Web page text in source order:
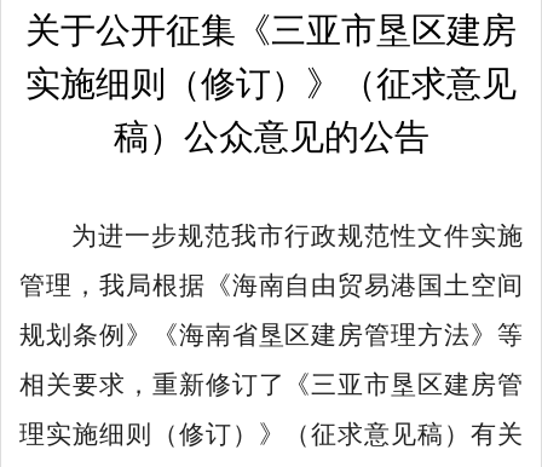
关于公开征集《三亚市垦区建房
实施细则（修订）》（征求意见
稿）公众意见的公告
为进一步规范我市行政规范性文件实施
管理，我局根据《海南自由贸易港国土空间
规划条例》《海南省垦区建房管理方法》等
相关要求，重新修订了《三亚市垦区建房管
理实施细则（修订）》（征求意见稿）有关